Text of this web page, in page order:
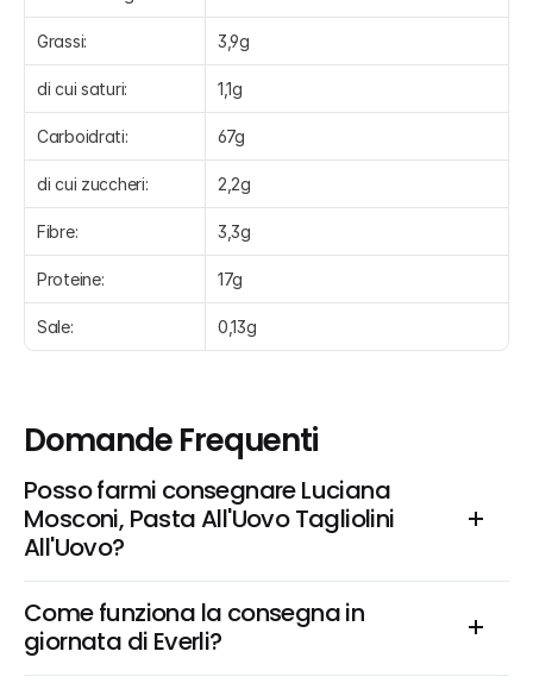
Grassi: 3,9g
di cui saturi: 1,1g
Carboidrati: 67g
di cui zuccheri: 2,2g
Fibre: 3,3g
Proteine: 17g
Sale: 0,13g
Domande Frequenti
Posso farmi consegnare Luciana
Mosconi, Pasta All'Uovo Tagliolini
All'Uovo?
Come funziona la consegna in
giornata di Everli?